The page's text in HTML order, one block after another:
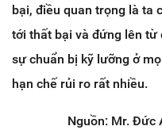
bại, điều quan trọng là ta
tới thất bại và đứng lên từ
sự chuẩn bị kỹ lưỡng ở
hạn chế rủi ro rất nhiều.
Nguồn: Mr. Đức